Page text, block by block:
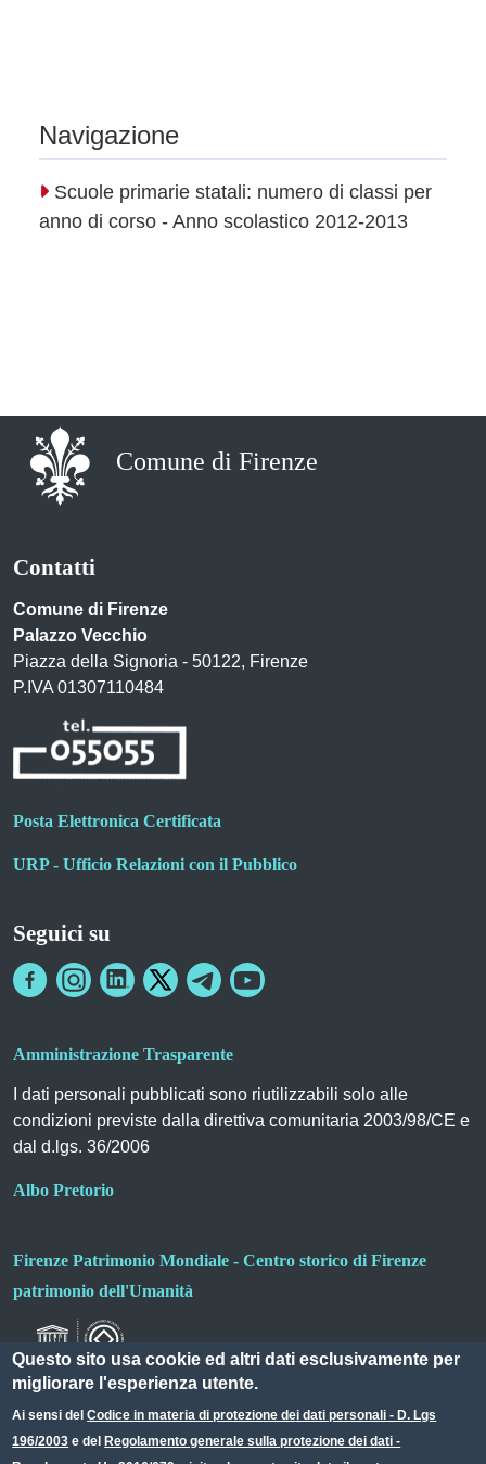
Navigazione
Scuole primarie statali: numero di classi per
anno di corso - Anno scolastico 2012-2013
Comune di Firenze
Contatti
Comune di Firenze
Palazzo Vecchio
Piazza della Signoria - 50122, Firenze
P.IVA 01307110484
Posta Elettronica Certificata
URP - Ufficio Relazioni con il Pubblico
Seguici su
Amministrazione Trasparente
I dati personali pubblicati sono riutilizzabili solo alle
condizioni previste dalla direttiva comunitaria 2003/98/CE e
dal d.lgs. 36/2006
Albo Pretorio
Firenze Patrimonio Mondiale - Centro storico di Firenze
patrimonio dell'Umanità
Small prints
Useful links section
Questo sito usa cookie ed altri dati esclusivamente per
migliorare l'esperienza utente.
Ai sensi delCodice in materia di protezione dei dati personali - D. Lgs
196/2003 e del Regolamento generale sulla protezione dei dati -